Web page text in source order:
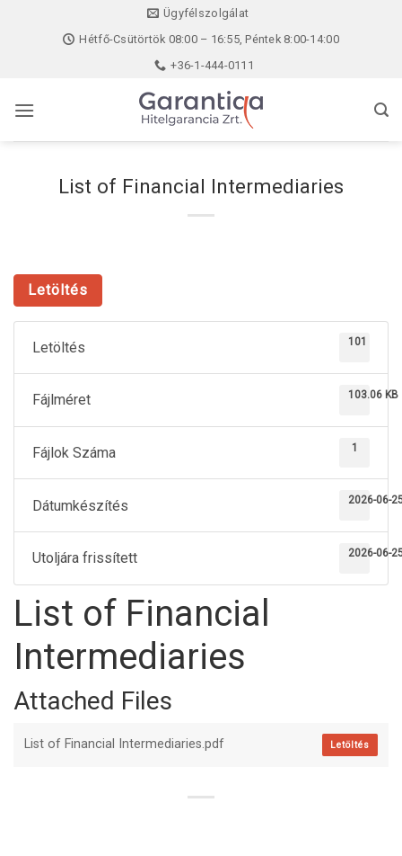
Ügyfélszolgálat
Hétfő-Csütörtök 08:00 – 16:55, Péntek 8:00-14:00
+36-1-444-0111
List of Financial Intermediaries
Letöltés
Letöltés 101
Fájlméret 103.06 KB
Fájlok Száma 1
Dátumkészítés 2026-06-
Utoljára frissített 2026-06-
List of Financial
Intermediaries
Attached Files
List of Financial Intermediaries.pdf Letöltés